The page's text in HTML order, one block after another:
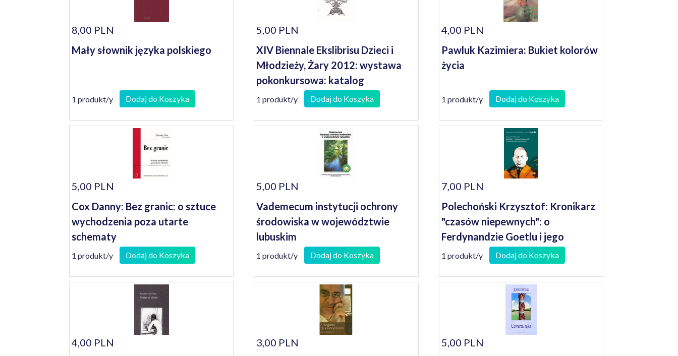
8,00 PLN
Mały słownik języka polskiego
1 produkt/y Dodaj do Koszyka
5,00 PLN
XIV Biennale Ekslibrisu Dzieci i
Młodzieży, Żary 2012: wystawa
pokonkursowa: katalog
1 produkt/y Dodaj do Koszyka
4,00 PLN
Pawluk Kazimiera: Bukiet kolorów
życia
1 produkt/y Dodaj do Koszyka
5,00 PLN
Cox Danny: Bez granic: o sztuce
wychodzenia poza utarte
schematy
1 produkt/y Dodaj do Koszyka
5,00 PLN
Vademecum instytucji ochrony
środowiska w województwie
lubuskim
1 produkt/y Dodaj do Koszyka
7,00 PLN
Polechoński Krzysztof: Kronikarz
"czasów niepewnych": o
Ferdynandzie Goetlu i jego
twórczości
1 produkt/y Dodaj do Koszyka
4,00 PLN
3,00 PLN
5,00 PLN